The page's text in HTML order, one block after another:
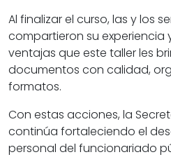
Al finalizar el curso, las y los
compartieron su experiencia
ventajas que este taller les
documentos con calidad,
formatos.
Con estas acciones, la
continúa fortaleciendo el
personal del funcionariado